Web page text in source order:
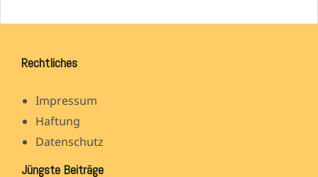
Rechtliches
Impressum
Haftung
Datenschutz
Jüngste Beiträge